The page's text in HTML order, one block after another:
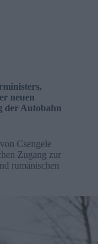
neuen
der Autobahn
Csengele
Zugang zur
rumänischen